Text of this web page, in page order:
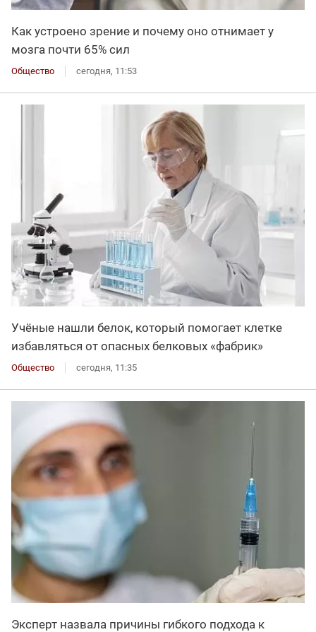
Как устроено зрение и почему оно отнимает у
мозга почти 65% сил
Общество сегодня, 11:53
Учёные нашли белок, который помогает клетке
избавляться от опасных белковых «фабрик»
Общество сегодня, 11:35
Эксперт назвала причины гибкого подхода к